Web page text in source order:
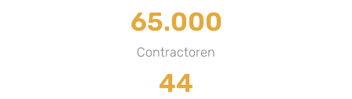
65.000
Contractoren
44